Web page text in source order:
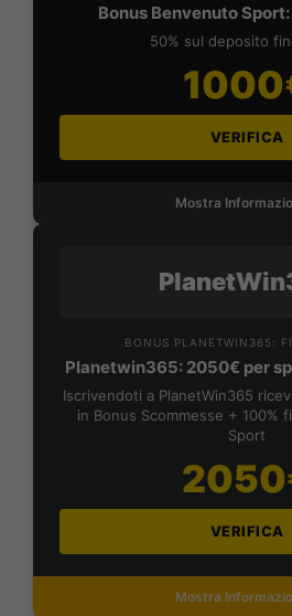
Bonus Benvenuto
50% sul deposito
VERIFICA
Mostra
BONUS PLANETWIN365:
Planetwin365: 2050€ per
Iscrivendoti a PlanetWin365
in Bonus Scommesse + 100%
Sport
VERIFICA
Mostra